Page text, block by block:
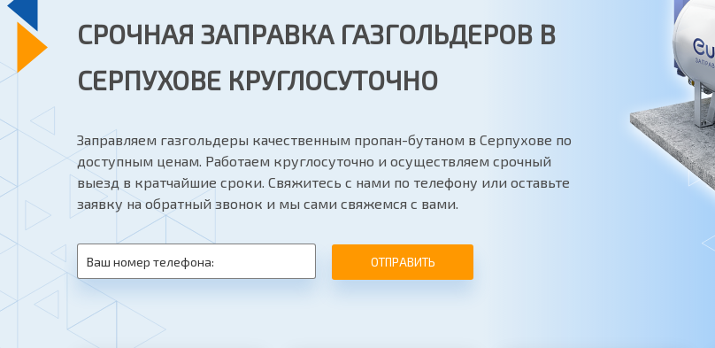
СРОЧНАЯ ЗАПРАВКА ГАЗГОЛЬДЕРОВ В
СЕРПУХОВЕ КРУГЛОСУТОЧНО
Заправляем газгольдеры качественным пропан-бутаном в Серпухове по
доступным ценам. Работаем круглосуточно и осуществляем срочный
выезд в кратчайшие сроки. Свяжитесь с нами по телефону или оставьте
заявку на обратный звонок и мы сами свяжемся с вами.
ОТПРАВИТЬ